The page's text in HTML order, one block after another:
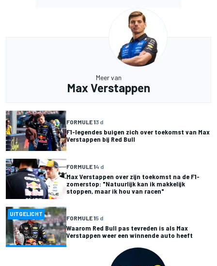
Meer van
Max Verstappen
FORMULE 13 d
F1-legendes buigen zich over toekomst van Max
Verstappen bij Red Bull
FORMULE 14 d
Max Verstappen over zijn toekomst na de F1-
zomerstop: "Natuurlijk kan ik makkelijk
stoppen, maar ik hou van racen"
UITGELICHT
FORMULE 15 d
Waarom Red Bull pas tevreden is als Max
Verstappen weer een winnende auto heeft